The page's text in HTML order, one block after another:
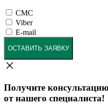
СМС
Viber
E-mail
ОСТАВИТЬ ЗАЯВКУ
Получите
от нашего специалиста!